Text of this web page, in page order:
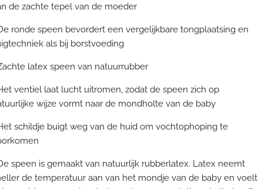
de zachte tepel van de moeder
ronde speen bevordert een vergelijkbare tongplaatsing en
als bij borstvoeding
latex speen van natuurrubber
ventiel laat lucht uitromen, zodat de speen zich op
wijze vormt naar de mondholte van de baby
schildje buigt weg van de huid om vochtophoping te
speen is gemaakt van natuurlijk rubberlatex. Latex neemt
de temperatuur aan van het mondje van de baby en voelt